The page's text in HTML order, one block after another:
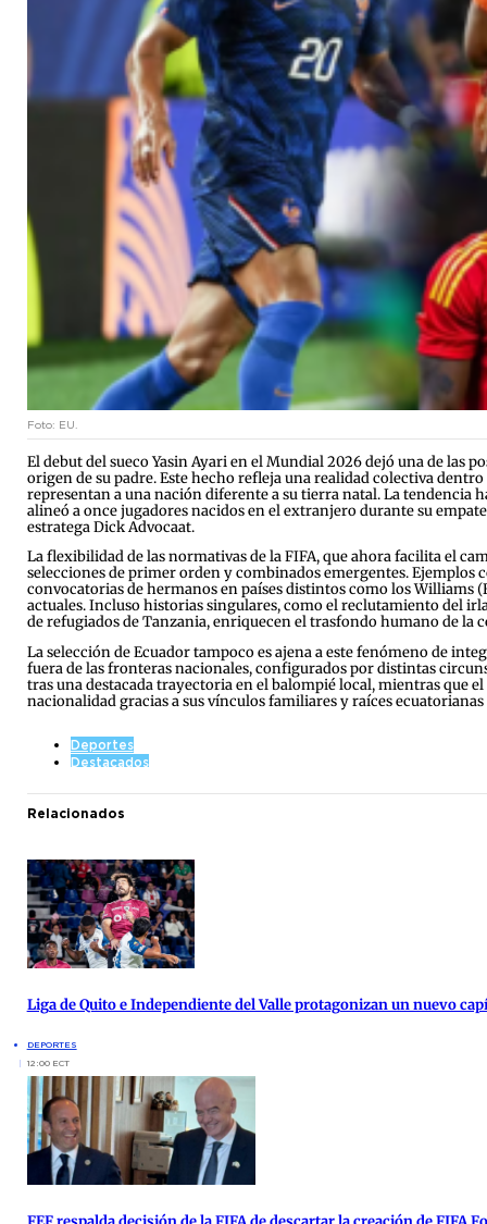
Foto: EU.
El debut del sueco Yasin Ayari en el Mundial 2026 dejó una de las
origen de su padre. Este hecho refleja una realidad colectiva
representan a una nación diferente a su tierra natal. La
alineó a once jugadores nacidos en el extranjero durante su
estratega Dick Advocaat.
La flexibilidad de las normativas de la FIFA, que ahora facilita el
selecciones de primer orden y combinados emergentes. Ejemplos
convocatorias de hermanos en países distintos como los Williams
actuales. Incluso historias singulares, como el reclutamiento del
de refugiados de Tanzania, enriquecen el trasfondo humano de la
La selección de Ecuador tampoco es ajena a este fenómeno de
fuera de las fronteras nacionales, configurados por distintas
tras una destacada trayectoria en el balompié local, mientras que
nacionalidad gracias a sus vínculos familiares y raíces ecuatorianas
Deportes
Destacados
Relacionados
Liga de Quito e Independiente del Valle protagonizan un nuevo
DEPORTES
12:00 ECT